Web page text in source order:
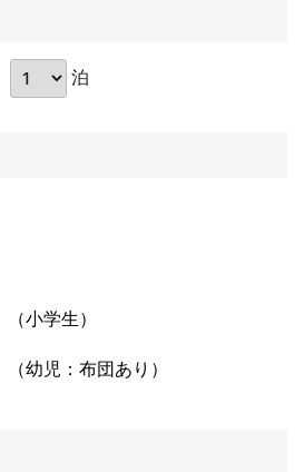
泊
（小学生）
（幼児：布団あり）